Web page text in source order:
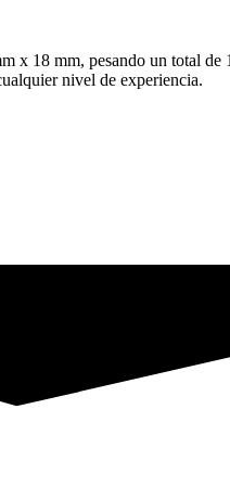
x 18 mm, pesando un total
nivel de experiencia.